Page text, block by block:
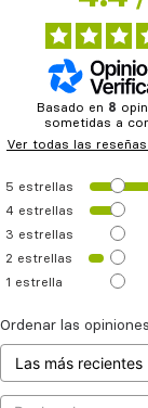
Basado en 8
sometidas a
Ver todas las
5 estrellas
4 estrellas
3 estrellas
2 estrellas
1 estrella
Ordenar las opiniones